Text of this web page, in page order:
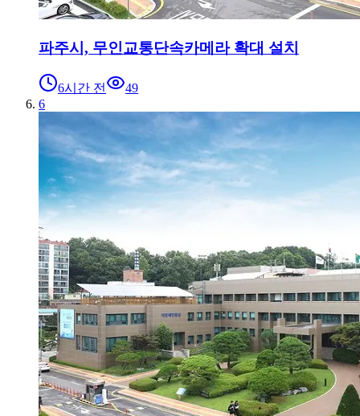
파주시, 무인교통단속카메라 확대 설치
6시간 전
49
6